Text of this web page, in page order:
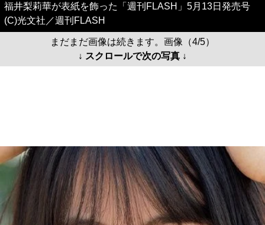
福井梨莉華が表紙を飾った「週刊FLASH」5月13日発売号
(C)光文社／週刊FLASH
まだまだ画像は続きます。画像（4/5）
↓ スクロールで次の写真 ↓